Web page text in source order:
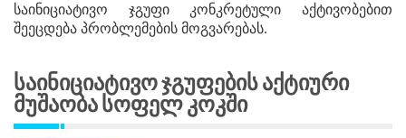
საინიციატივო ჯგუფი კონკრეტული აქტივობებით
შეეცდება პრობლემების მოგვარებას.
Საინიციატივო Ჯგუფების Აქტიური
Მუშაობა Სოფელ Კოკში